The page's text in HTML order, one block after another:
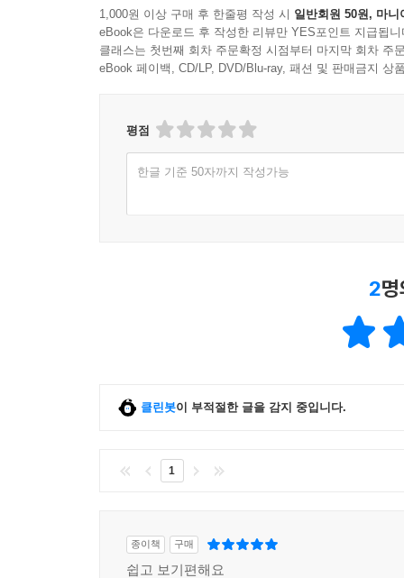
1,000원 이상 구매 후 한줄평 작성 시 일반회원 50원, 마니
eBook은 다운로드 후 작성한 리뷰만 YES포인트 지급됩니
클래스는 첫번째 회차 주문확정 시점부터 마지막 회차 주
eBook 페이백, CD/LP, DVD/Blu-ray, 패션 및 판매금지 상
평점
한글 기준 50자까지 작성가능
2
클린봇이 부적절한 글을 감지 중입니다.
1
종이책 구매
쉽고 보기편해요